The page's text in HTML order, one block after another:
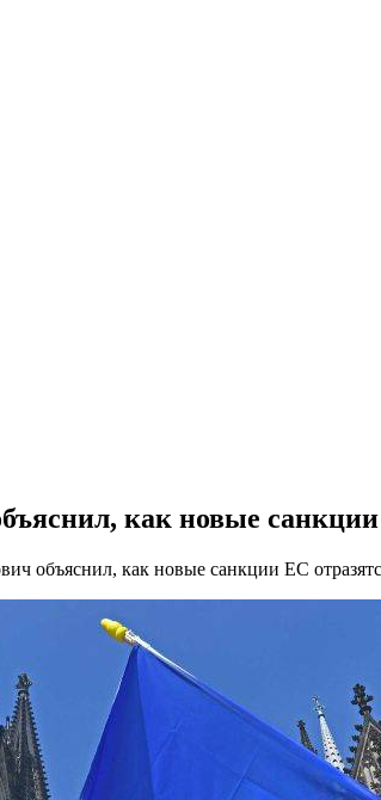
как новые
объяснил, как новые санкции ЕС